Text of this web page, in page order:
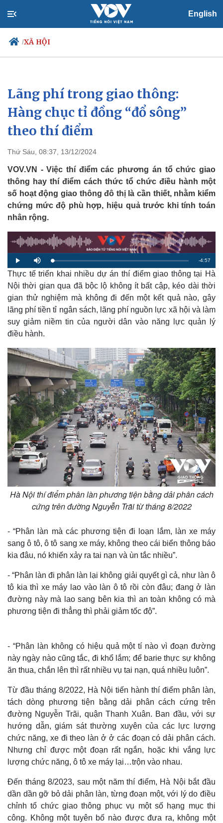
English
/XÃ HỘI
Chính trị
Đảng
Tổ chức nhân sự
Quốc hội
Xã hội
Tin 24h
Dự báo thời tiết
Thế giới
Multimedia
Lãng phí trong giao thông:
Hàng chục tỉ đồng “đổ sông”
theo thí điểm
Thứ Sáu, 08:37, 13/12/2024
VOV.VN - Việc thí điểm các phương án tổ chức giao
thông hay thí điểm cách thức tổ chức điều hành một
số hoạt động giao thông đô thị là cần thiết, nhằm kiểm
chứng mức độ phù hợp, hiệu quả trước khi tính toán
nhân rộng.
P
l
a
y
M
u
t
e
L
o
2
.
0
7
R
e
i
i
n
g
T
i
m
e
-4:57
Thực tế triển khai nhiều dự án thí điểm giao thông tại Hà
Nội thời gian qua đã bộc lộ không ít bất cập, kéo dài thời
gian thử nghiệm mà không đi đến một kết quả nào, gây
lãng phí tiền tỉ ngân sách, lãng phí nguồn lực xã hội và làm
suy giảm niềm tin của người dân vào năng lực quản lý
điều hành.
Hà Nội thí điểm phân làn phương tiện bằng dải phân cách
cứng trên đường Nguyễn Trãi từ tháng 8/2022
- “Phân làn mà các phương tiện đi loạn lắm, làn xe máy
sang ô tô, ô tô sang xe máy, không theo cái biển thông báo
kia đâu, nó khiến xảy ra tai nạn và ùn tắc nhiều”.
- “Phân làn đi phân làn lại không giải quyết gì cả, như làn ô
tô kia thì xe máy lao vào làn ô tô rồi còn đâu; đang ở làn
đường này mà lao sang bên kia thì an toàn không có mà
phương tiện đi thẳng thì phải giảm tốc độ”.
- “Phân làn không có hiệu quả một tí nào vì đoạn đường
này ngày nào cũng tắc, đi khổ lắm; để barie thực sự không
ăn thua, chắn lên thì rất nhiều vụ tai nạn, quá nhiều luôn”.
Từ đầu tháng 8/2022, Hà Nội tiến hành thí điểm phân làn,
tách dòng phương tiện bằng dải phân cách cứng trên
đường Nguyễn Trãi, quận Thanh Xuân. Ban đầu, với sự
hướng dẫn, giám sát thường xuyên của các lực lượng
chức năng, xe đi theo làn ở ở các đoạn có dải phân cách.
Nhưng chỉ được một đoạn rất ngắn, hoặc khi vắng lực
lượng chức năng, ô tô xe máy lại…trộn vào nhau.
Đến tháng 8/2023, sau một năm thí điểm, Hà Nội bắt đầu
dần dần gỡ bỏ dải phân làn, từng đoạn một, với lý do điều
chỉnh tổ chức giao thông phục vụ một số hạng mục thi
công. Không một tuyên bố nào được đưa ra, không một